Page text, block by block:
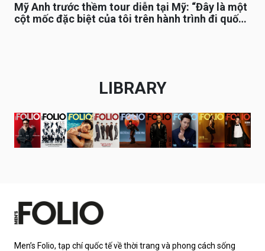
Mỹ Anh trước thềm tour diễn tại Mỹ: “Đây là một
cột mốc đặc biệt của tôi trên hành trình đi quốc
LIBRARY
Men’s Folio, tạp chí quốc tế về thời trang và phong cách sống